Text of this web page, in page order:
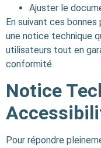
Ajuster le
En suivant ces
une notice technique
utilisateurs tout en
conformité.
Notice
Pour répondre